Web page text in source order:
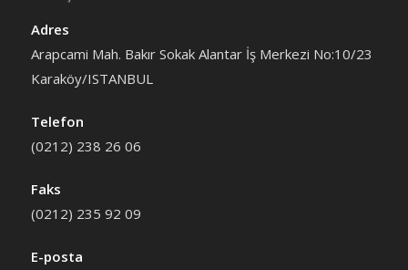
Adres
Arapcami Mah. Bakır Sokak Alantar İş Merkezi No:10/23
Karaköy/ISTANBUL
Telefon
(0212) 238 26 06
Faks
(0212) 235 92 09
E-posta